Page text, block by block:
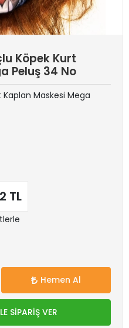
Köpek Kurt
Peluş 34 No
Maskesi Mega
TL
Hemen Al
SİPARİŞ VER